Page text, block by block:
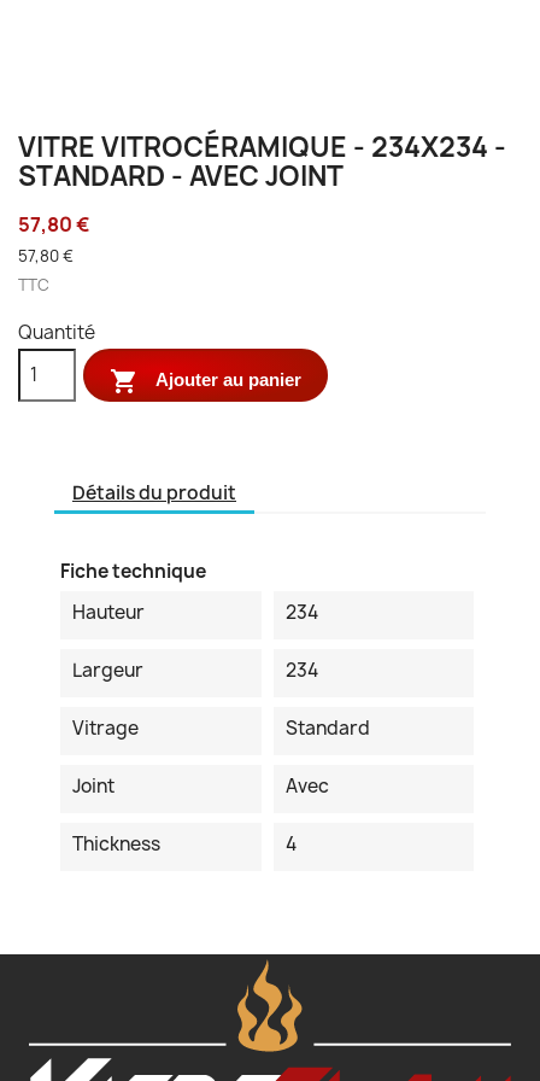
VITRE VITROCÉRAMIQUE - 234X234 -
STANDARD - AVEC JOINT
57,80 €
57,80 €
TTC
Quantité
 Ajouter au panier
Détails du produit
Fiche technique
Hauteur
234
Largeur 234
Vitrage Standard
Joint Avec
Thickness 4